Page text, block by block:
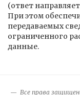
(ответ
При этом
передаваемых
ограниченного
данные.
Все права